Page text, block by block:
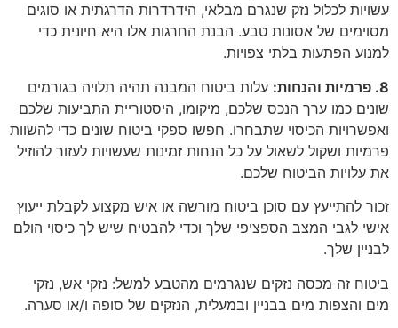
עשויות לכלול נזק שנגרם מבלאי, הידרדרות הדרגתית או סוגים
מסוימים של אסונות טבע. הבנת החרגות אלו היא חיונית כדי
למנוע הפתעות בלתי צפויות.
8. פרמיות והנחות:
עלות ביטוח המבנה תהיה תלויה בגורמים
שונים כמו ערך הנכס שלכם, מיקומו, היסטוריית התביעות שלכם
ואפשרויות הכיסוי שתבחרו. חפשו ספקי ביטוח שונים כדי להשוות
פרמיות ושקול לשאול על כל הנחות זמינות שעשויות לעזור להוזיל
את עלויות הביטוח שלכם.
זכור להתייעץ עם סוכן ביטוח מורשה או איש מקצוע לקבלת ייעוץ
אישי לגבי המצב הספציפי שלך וכדי להבטיח שיש לך כיסוי הולם
לבניין שלך.
ביטוח זה מכסה נזקים שנגרמים מהטבע למשל: נזקי אש, נזקי
מים והצפות מים בבניין ובמעלית, הנזקים של סופה ו/או סערה.